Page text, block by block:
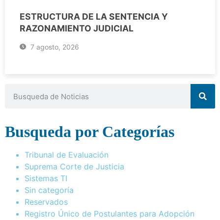
ESTRUCTURA DE LA SENTENCIA Y
RAZONAMIENTO JUDICIAL
7 agosto, 2026
Busqueda por Categorías
Tribunal de Evaluación
Suprema Corte de Justicia
Sistemas TI
Sin categoría
Reservados
Registro Único de Postulantes para Adopción